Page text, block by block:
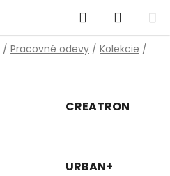
Hľadať
KOŠÍK
/ Pracovné odevy / Kolekcie /
CREATRON
URBAN+